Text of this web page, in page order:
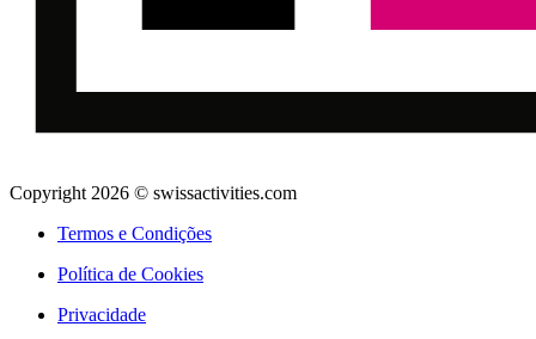
Copyright 2026 © swissactivities.com
Termos e Condições
Política de Cookies
Privacidade